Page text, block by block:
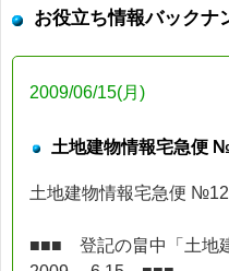
お役立ち情報バックナ
2009/06/15(月)
土地建物情報宅急便
土地建物情報宅急便
■■■ 登記の畠中「土地